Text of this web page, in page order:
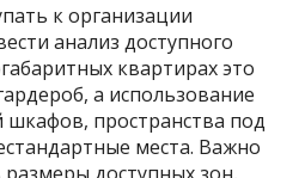
к организации
анализ доступного
квартирах это
а использование
шкафов, пространства под
места. Важно